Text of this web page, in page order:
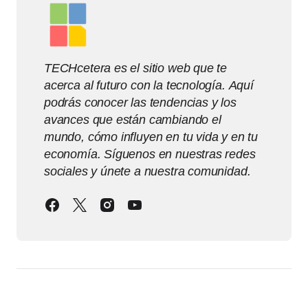
TECHcetera es el sitio web que te
acerca al futuro con la tecnología. Aquí
podrás conocer las tendencias y los
avances que están cambiando el
mundo, cómo influyen en tu vida y en tu
economía. Síguenos en nuestras redes
sociales y únete a nuestra comunidad.